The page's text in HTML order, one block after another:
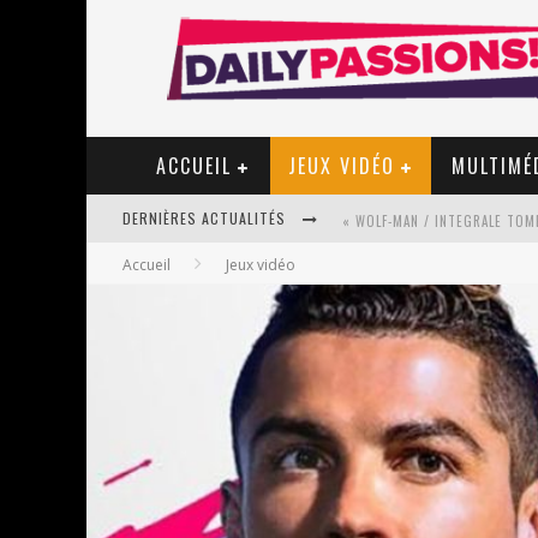
ACCUEIL JEUX VIDÉO
DERNIÈRES ACTUALITÉS
« MON VILLAGE RÉVOLTÉ » -
PSYRIVER 2026 : LA MAGIE
« MOFUSAND / PARLER
Accueil Jeux vidéo